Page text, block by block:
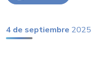
4 de septiembre 2025